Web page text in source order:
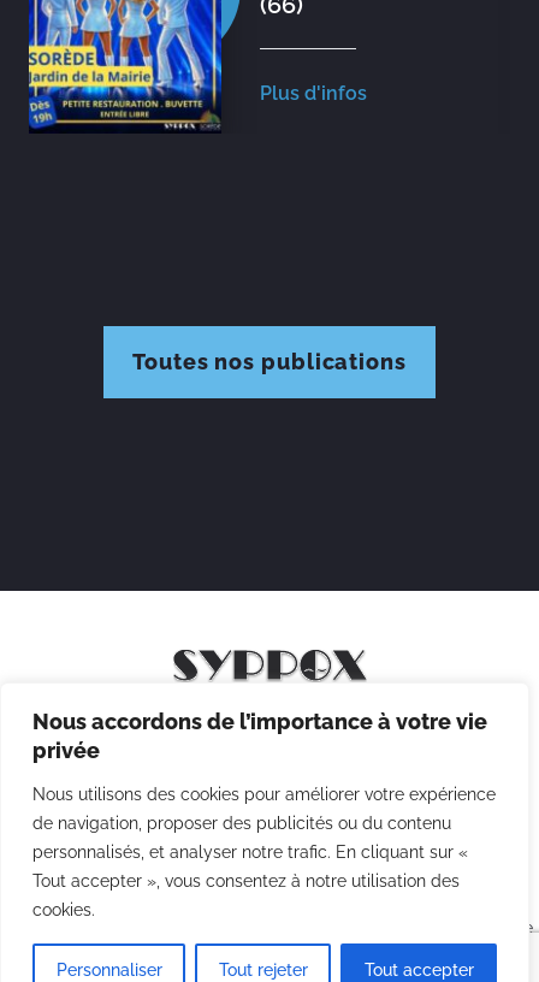
Nous accordons de l’importance à votre vie
privée
Nous utilisons des cookies pour améliorer votre expérience
de navigation, proposer des publicités ou du contenu
personnalisés, et analyser notre trafic. En cliquant sur «
Tout accepter », vous consentez à notre utilisation des
cookies.
Personnaliser Tout rejeter Tout accepter
Plus d'infos
Toutes nos publications
Mentions légales
Politique des cookies
CGV
Agence
Point Com